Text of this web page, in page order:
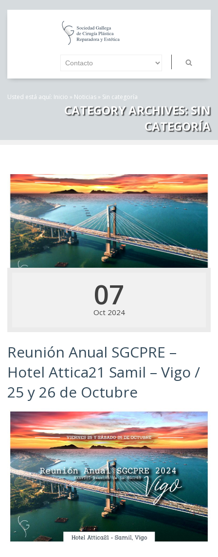
Usted está aquí: Inicio » Noticias » Sin categoría
CATEGORY ARCHIVES:SIN
CATEGORÍA
07
Oct 2024
Reunión Anual SGCPRE –
Hotel Attica21 Samil – Vigo /
25 y 26 de Octubre